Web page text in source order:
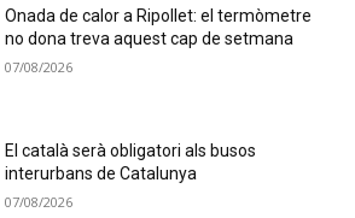
Onada de calor a Ripollet: el termòmetre
no dona treva aquest cap de setmana
07/08/2026
El català serà obligatori als busos
interurbans de Catalunya
07/08/2026